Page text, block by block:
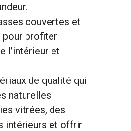
couvertes et
pour profiter
l’intérieur et
de qualité qui
naturelles.
vitrées, des
intérieurs et offrir